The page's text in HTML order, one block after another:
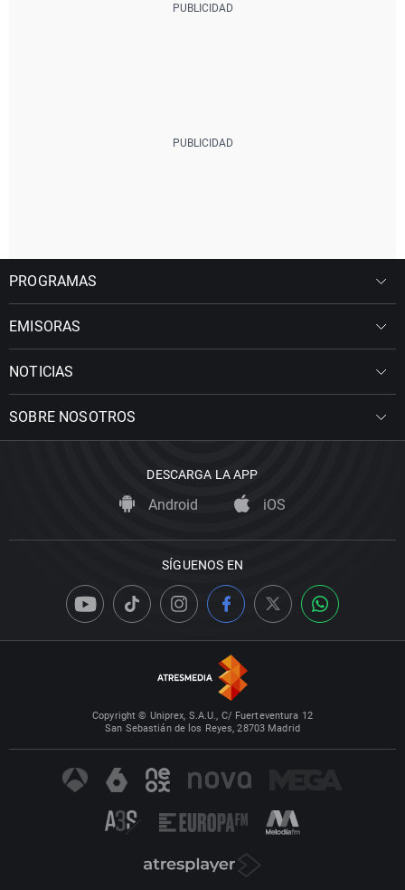
PROGRAMAS
EMISORAS
NOTICIAS
SOBRE NOSOTROS
DESCARGA LA APP
Android iOS
SÍGUENOS EN
Copyright © Uniprex, S.A.U., C/ Fuerteventura 12
San Sebastián de los Reyes, 28703 Madrid